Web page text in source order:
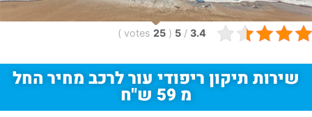
3.4
/
5
(
25
votes
)
שירות תיקון ריפודי עור לרכב מחיר החל
מ 59 ש"ח